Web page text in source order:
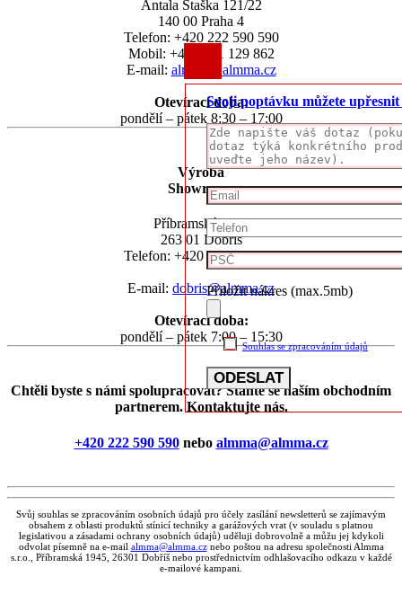
Antala Staška 121/22
140 00 Praha 4
Telefon: +420 222 590 590
Mobil: +420 721 129 862
E-mail: almma@almma.cz
Otevírací doba:
pondělí – pátek 8:30 – 17:00
Výroba
Showroom
Příbramská 1945
263 01 Dobříš
Telefon: +420 318 592 592
E-mail: dobris@almma.cz
Otevírací doba:
pondělí – pátek 7:00 – 15:30
Chtěli byste s námi spolupracovat? Staňte se naším obchodním
partnerem. Kontaktujte nás.
+420 222 590 590nebo almma@almma.cz
Svůj souhlas se zpracováním osobních údajů pro účely zasílání newsletterů se zajímavým
obsahem z oblasti produktů stínicí techniky a garážových vrat (v souladu s platnou
legislativou a zásadami ochrany osobních údajů) uděluji dobrovolně a můžu jej kdykoli
odvolat písemně na e-mail almma@almma.cznebo poštou na adresu společnosti Almma
s.r.o., Příbramská 1945, 26301 Dobříš nebo prostřednictvím odhlašovacího odkazu v každé
e-mailové kampani.
Svoji poptávku můžete
Přiložit nákres (max.5mb)
Souhlas se zpracováním údajů